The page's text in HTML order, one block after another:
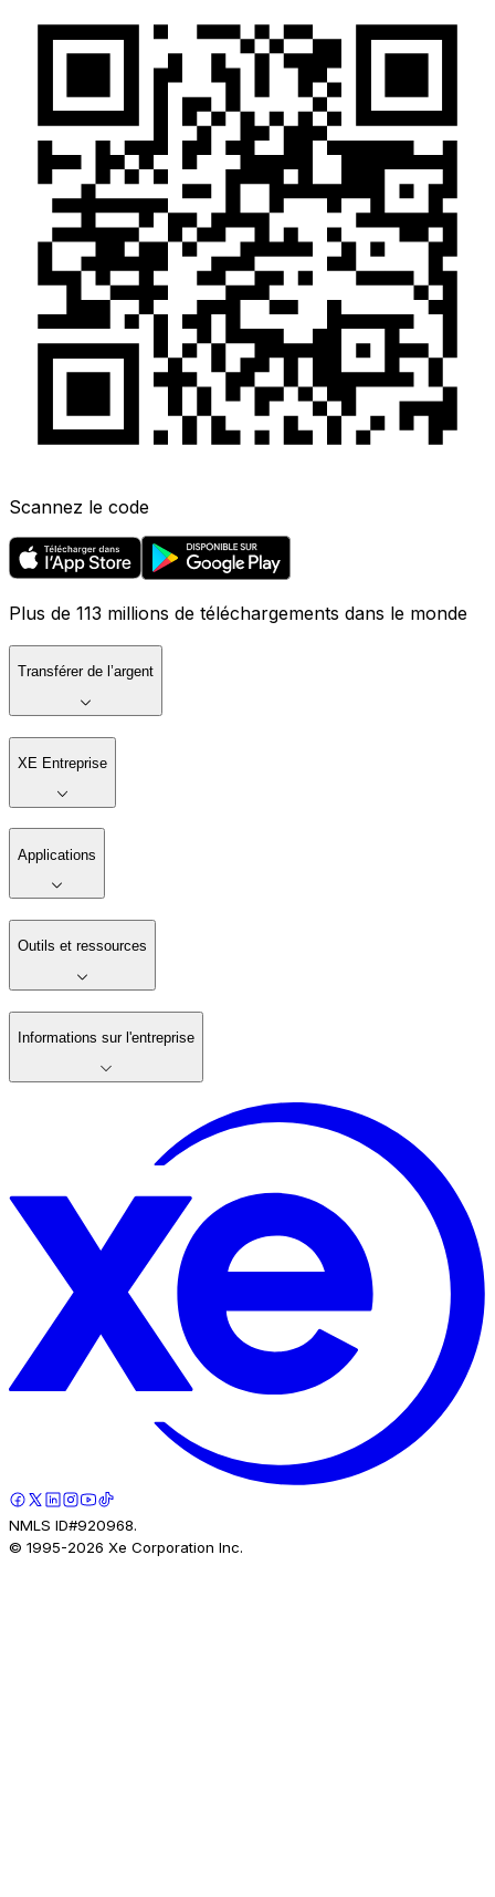
Scannez le code
Plus de 113 millions de téléchargements dans le monde
Transférer de l’argent
XE Entreprise
Applications
Outils et ressources
Informations sur l'entreprise
NMLS ID#920968.
© 1995-2026 Xe Corporation Inc.